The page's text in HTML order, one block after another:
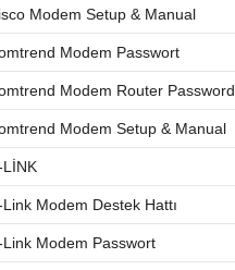
Modem Setup & Manual
Modem Passwort
Modem Router Password
Modem Setup & Manual
LİNK
Link Modem Destek Hattı
Link Modem Passwort